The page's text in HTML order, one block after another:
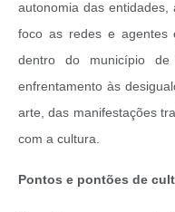
autonomia das entidades,
foco as redes e agentes
dentro do município
enfrentamento às
arte, das manifestações
com a cultura.
Pontos e pontões de